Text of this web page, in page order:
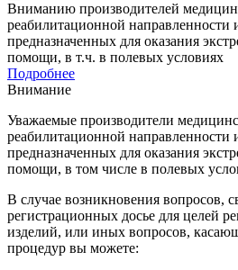
Вниманию производителей
реабилитационной направленности
предназначенных для оказания
помощи, в т.ч. в полевых условиях
Подробнее
Внимание
Уважаемые производители
реабилитационной направленности
предназначенных для оказания
помощи, в том числе в полевых
В случае возникновения вопросов,
регистрационных досье для целей
изделий, или иных вопросов,
процедур вы можете: